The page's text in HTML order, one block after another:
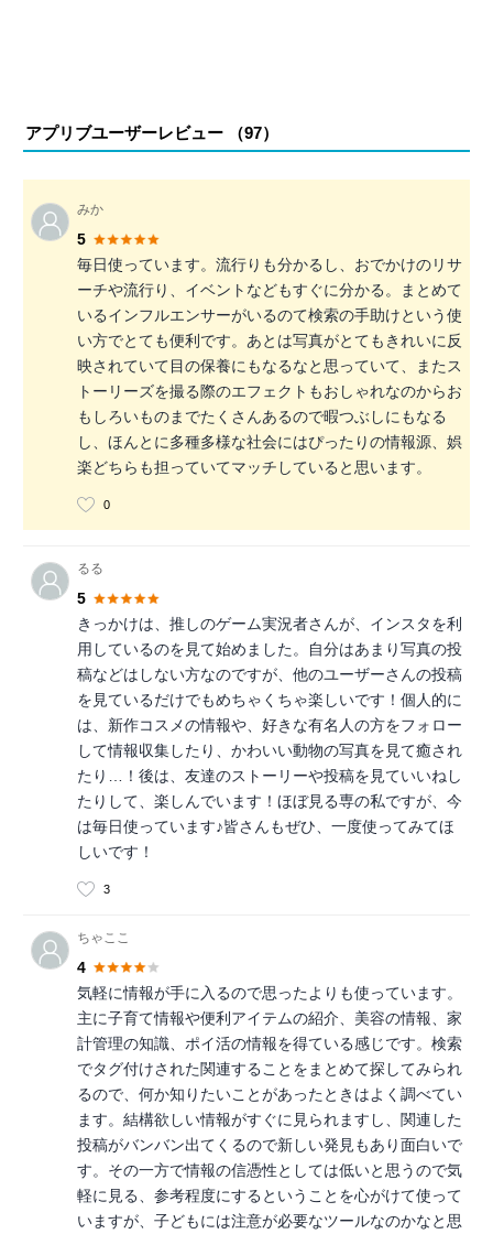
アプリブユーザーレビュー （97）
みか
5
毎日使っています。流行りも分かるし、おでかけのリサ
ーチや流行り、イベントなどもすぐに分かる。まとめて
いるインフルエンサーがいるのて検索の手助けという使
い方でとても便利です。あとは写真がとてもきれいに反
映されていて目の保養にもなるなと思っていて、またス
トーリーズを撮る際のエフェクトもおしゃれなのからお
もしろいものまでたくさんあるので暇つぶしにもなる
し、ほんとに多種多様な社会にはぴったりの情報源、娯
楽どちらも担っていてマッチしていると思います。
0
るる
5
きっかけは、推しのゲーム実況者さんが、インスタを利
用しているのを見て始めました。自分はあまり写真の投
稿などはしない方なのですが、他のユーザーさんの投稿
を見ているだけでもめちゃくちゃ楽しいです！個人的に
は、新作コスメの情報や、好きな有名人の方をフォロー
して情報収集したり、かわいい動物の写真を見て癒され
たり…！後は、友達のストーリーや投稿を見ていいねし
たりして、楽しんでいます！ほぼ見る専の私ですが、今
は毎日使っています♪皆さんもぜひ、一度使ってみてほ
しいです！
3
ちゃここ
4
気軽に情報が手に入るので思ったよりも使っています。
主に子育て情報や便利アイテムの紹介、美容の情報、家
計管理の知識、ポイ活の情報を得ている感じです。検索
でタグ付けされた関連することをまとめて探してみられ
るので、何か知りたいことがあったときはよく調べてい
ます。結構欲しい情報がすぐに見られますし、関連した
投稿がバンバン出てくるので新しい発見もあり面白いで
す。その一方で情報の信憑性としては低いと思うので気
軽に見る、参考程度にするということを心がけて使って
いますが、子どもには注意が必要なツールなのかなと思